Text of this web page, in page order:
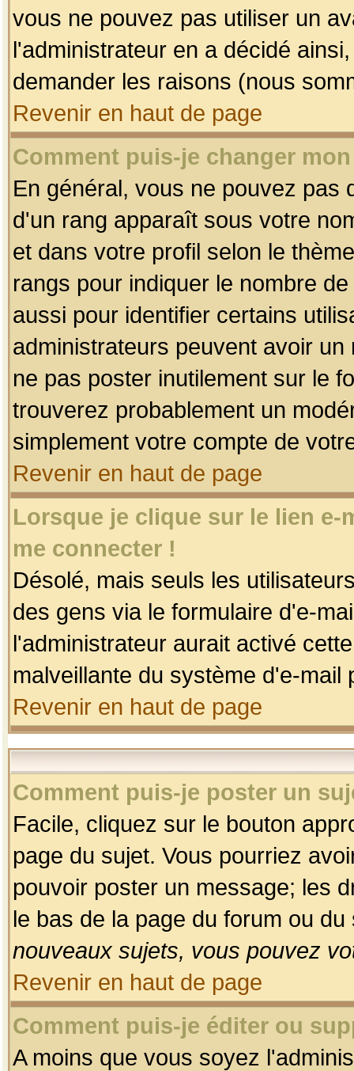
vous ne pouvez pas utiliser un
l'administrateur en a décidé
demander les raisons (nous
Revenir en haut de page
Comment puis-je changer
En général, vous ne pouvez pas
d'un rang apparaît sous votre
et dans votre profil selon le
rangs pour indiquer le nombre
aussi pour identifier certains
administrateurs peuvent avoir
ne pas poster inutilement sur le
trouverez probablement un
simplement votre compte de
Revenir en haut de page
Lorsque je clique sur le lien
me connecter !
Désolé, mais seuls les
des gens via le formulaire d'e-
l'administrateur aurait activé
malveillante du système d'e-
Revenir en haut de page
Comment puis-je poster un
Facile, cliquez sur le bouton
page du sujet. Vous pourriez
pouvoir poster un message; les
le bas de la page du forum ou
nouveaux sujets, vous pouvez
Revenir en haut de page
Comment puis-je éditer ou
A moins que vous soyez